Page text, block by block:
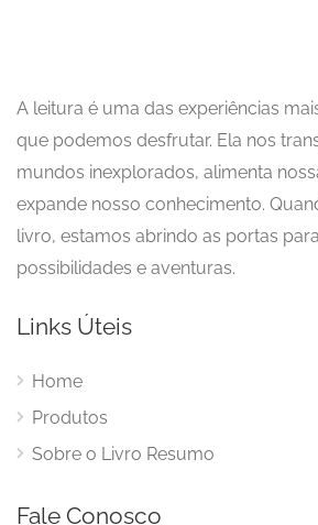
A leitura é uma das experiências
que podemos desfrutar. Ela nos
mundos inexplorados, alimenta
expande nosso conhecimento.
livro, estamos abrindo as portas
possibilidades e aventuras.
Links Úteis
Home
Produtos
Sobre o Livro Resumo
Fale Conosco